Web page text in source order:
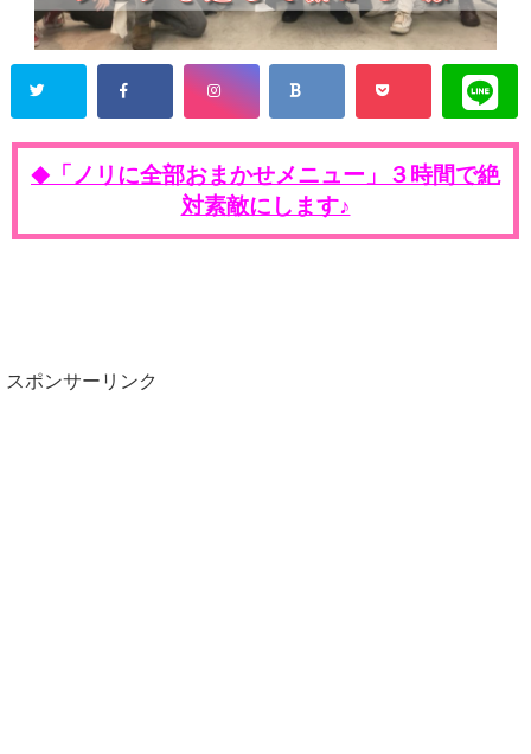
◆
「ノリに全部おまかせメニュー」３時間で絶
対素敵にします♪
スポンサーリンク